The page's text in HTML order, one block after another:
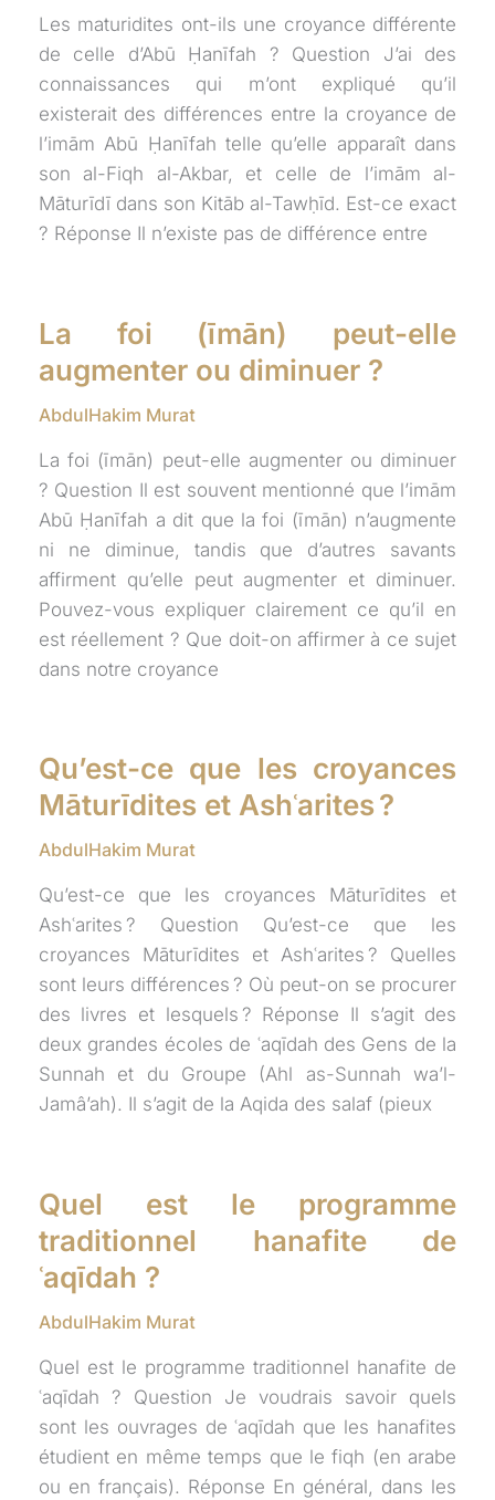
Les maturidites ont-ils une croyance différente
de celle d’Abū Ḥanīfah ? Question J’ai des
connaissances qui m’ont expliqué qu’il
existerait des différences entre la croyance de
l’imām Abū Ḥanīfah telle qu’elle apparaît dans
son al-Fiqh al-Akbar, et celle de l’imām al-
Māturīdī dans son Kitāb al-Tawḥīd. Est-ce exact
? Réponse Il n’existe pas de différence entre
La foi (īmān) peut-elle
augmenter ou diminuer ?
AbdulHakim Murat
La foi (īmān) peut-elle augmenter ou diminuer
? Question Il est souvent mentionné que l’imām
Abū Ḥanīfah a dit que la foi (īmān) n’augmente
ni ne diminue, tandis que d’autres savants
affirment qu’elle peut augmenter et diminuer.
Pouvez-vous expliquer clairement ce qu’il en
est réellement ? Que doit-on affirmer à ce sujet
dans notre croyance
Qu’est-ce que les croyances
Māturīdites et Ashʿarites ?
AbdulHakim Murat
Qu’est-ce que les croyances Māturīdites et
Ashʿarites ? Question Qu’est-ce que les
croyances Māturīdites et Ashʿarites ? Quelles
sont leurs différences ? Où peut-on se procurer
des livres et lesquels ? Réponse Il s’agit des
deux grandes écoles de ʿaqīdah des Gens de la
Sunnah et du Groupe (Ahl as-Sunnah wa’l-
Jamâ’ah). Il s’agit de la Aqida des salaf (pieux
Quel est le programme
traditionnel hanafite de
ʿaqīdah ?
AbdulHakim Murat
Quel est le programme traditionnel hanafite de
ʿaqīdah ? Question Je voudrais savoir quels
sont les ouvrages de ʿaqīdah que les hanafites
étudient en même temps que le fiqh (en arabe
ou en français). Réponse En général, dans les